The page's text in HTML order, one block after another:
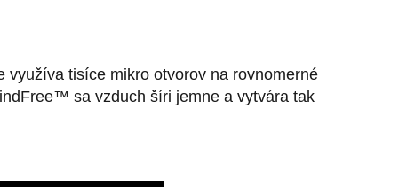
tisíce mikro otvorov na rovnomerné
sa vzduch šíri jemne a vytvára tak